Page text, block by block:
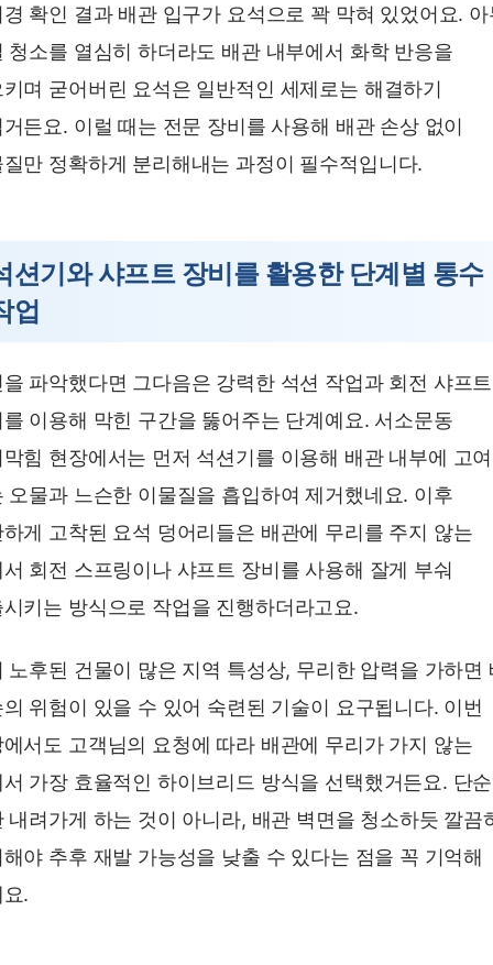
확인 결과 배관 입구가 요석으로 꽉 막혀 있었어요.
청소를 열심히 하더라도 배관 내부에서 화학 반응을
며 굳어버린 요석은 일반적인 세제로는 해결하기
든요. 이럴 때는 전문 장비를 사용해 배관 손상 없이
만 정확하게 분리해내는 과정이 필수적입니다.
션기와 샤프트 장비를 활용한 단계별 통수
업
파악했다면 그다음은 강력한 석션 작업과 회전 샤프트
이용해 막힌 구간을 뚫어주는 단계예요. 서소문동
힘 현장에서는 먼저 석션기를 이용해 배관 내부에 고여
오물과 느슨한 이물질을 흡입하여 제거했네요. 이후
게 고착된 요석 덩어리들은 배관에 무리를 주지 않는
회전 스프링이나 샤프트 장비를 사용해 잘게 부숴
키는 방식으로 작업을 진행하더라고요.
노후된 건물이 많은 지역 특성상, 무리한 압력을 가하면
위험이 있을 수 있어 숙련된 기술이 요구됩니다. 이번
서도 고객님의 요청에 따라 배관에 무리가 가지 않는
가장 효율적인 하이브리드 방식을 선택했거든요. 단
내려가게 하는 것이 아니라, 배관 벽면을 청소하듯 깔끔
야 추후 재발 가능성을 낮출 수 있다는 점을 꼭 기억해
.